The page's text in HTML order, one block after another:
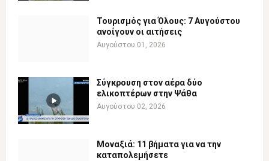
Τουρισμός για Όλους: 7 Αυγούστου
ανοίγουν οι αιτήσεις
Αυγούστου 01, 2026
Σύγκρουση στον αέρα δύο
ελικοπτέρων στην Ψάθα
Αυγούστου 02, 2026
Μοναξιά: 11 βήματα για να την
καταπολεμήσετε